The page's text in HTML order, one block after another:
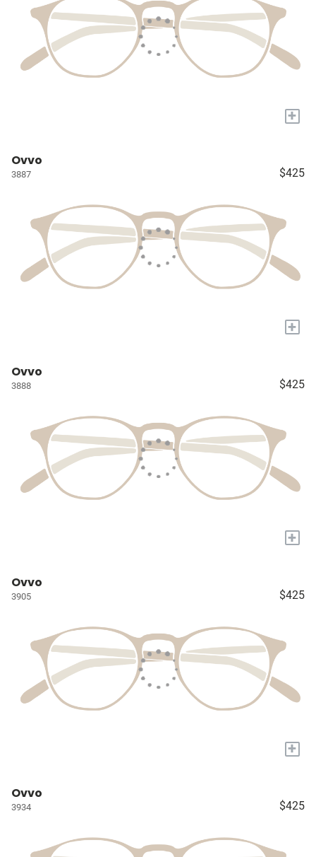
+
Ovvo
3887 $425
+
Ovvo
3888 $425
+
Ovvo
3905 $425
+
Ovvo
3934 $425